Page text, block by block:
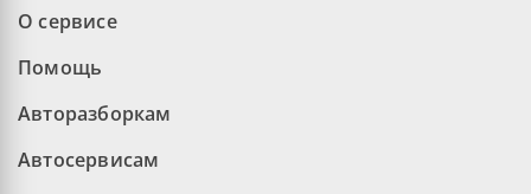
О сервисе
Помощь
Авторазборкам
Автосервисам